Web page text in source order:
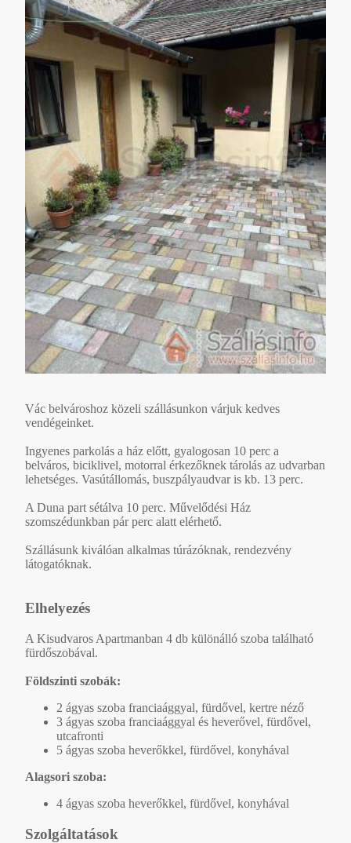
Vác belvároshoz közeli szállásunkon várjuk kedves
vendégeinket.
Ingyenes parkolás a ház előtt, gyalogosan 10 perc a
belváros, biciklivel, motorral érkezőknek tárolás az udvarban
lehetséges. Vasútállomás, buszpályaudvar is kb. 13 perc.
A Duna part sétálva 10 perc. Művelődési Ház
szomszédunkban pár perc alatt elérhető.
Szállásunk kiválóan alkalmas túrázóknak, rendezvény
látogatóknak.
Elhelyezés
A Kisudvaros Apartmanban 4 db különálló szoba található
fürdőszobával.
Földszinti szobák:
2 ágyas szoba franciaággyal, fürdővel, kertre néző
3 ágyas szoba franciaággyal és heverővel, fürdővel,
utcafronti
5 ágyas szoba heverőkkel, fürdővel, konyhával
Alagsori szoba:
4 ágyas szoba heverőkkel, fürdővel, konyhával
Szolgáltatások